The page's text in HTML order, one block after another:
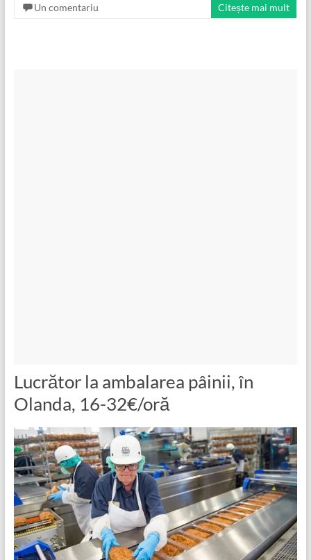
Un comentariu
Citește mai mult
Lucrător la ambalarea pâinii, în
Olanda, 16-32€/oră